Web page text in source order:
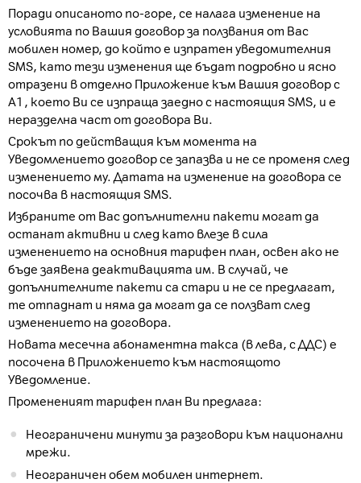
Поради описаното по-горе, се налага изменение на
условията по Вашия договор за ползвания от Вас
мобилен номер, до който е изпратен уведомителния
SMS, като тези изменения ще бъдат подробно и ясно
отразени в отделно Приложение към Вашия договор с
А1, което Ви се изпраща заедно с настоящия SMS, и е
неразделна част от договора Ви.
Срокът по действащия към момента на
Уведомлението договор се запазва и не се променя след
изменението му. Датата на изменение на договора се
посочва в настоящия SMS.
Избраните от Вас допълнителни пакети могат да
останат активни и след като влезе в сила
изменението на основния тарифен план, освен ако не
бъде заявена деактивацията им. В случай, че
допълнителните пакети са стари и не се предлагат,
те отпаднат и няма да могат да се ползват след
изменението на договора.
Новата месечна абонаментна такса (в лева, с ДДС) е
посочена в Приложението към настоящото
Уведомление.
Промененият тарифен план Ви предлага:
Неограничени минути за разговори към национални
мрежи.
Неограничен обем мобилен интернет.